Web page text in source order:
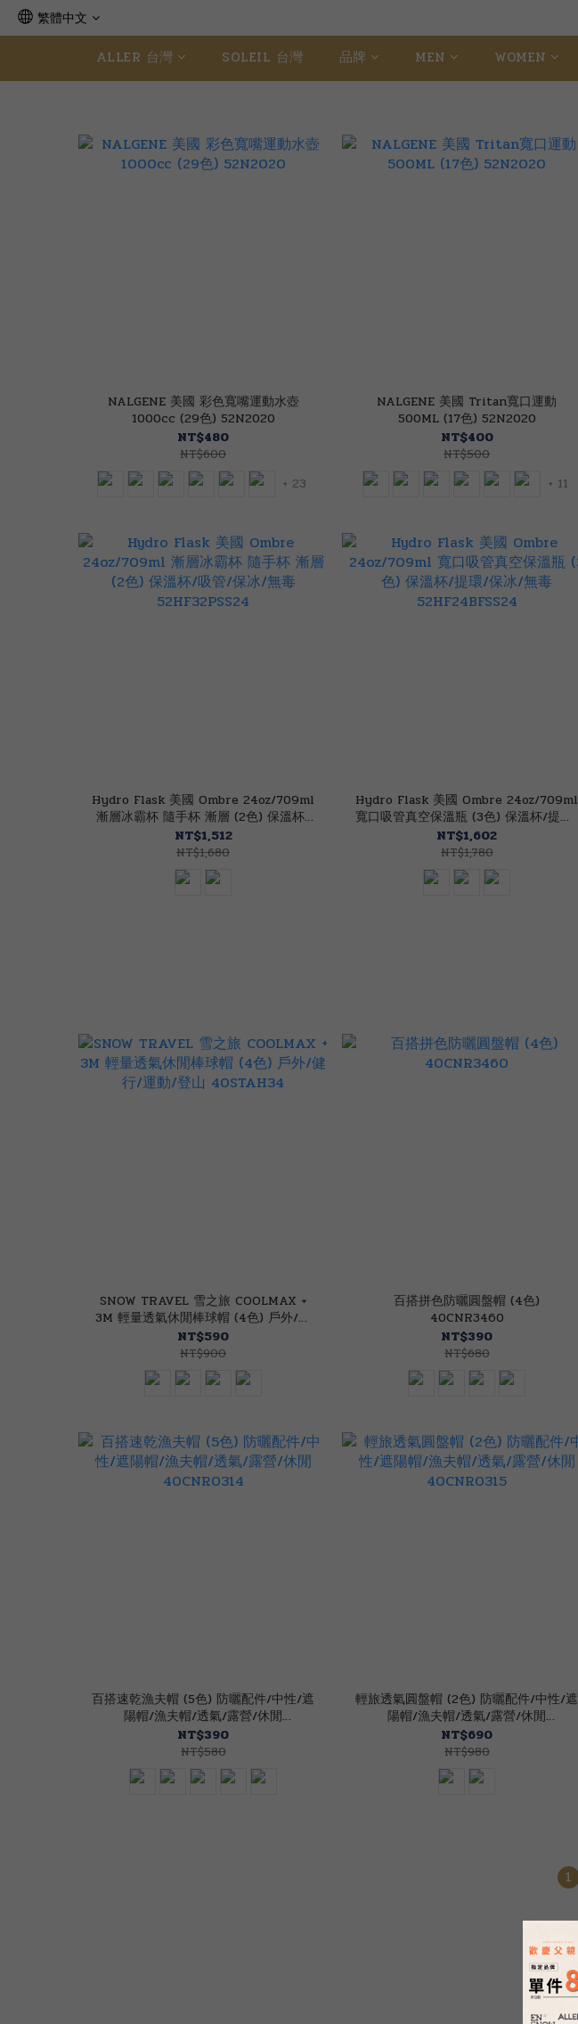
繁體中文
ALLER 台灣 SOLEIL 台灣 品牌 MEN WOMEN
NALGENE 美國 彩色寬嘴運動水壺
1000cc (29色) 52N2020
NT$480
NT$600
+ 23
NALGENE 美國 Tritan寬口運動
500ML (17色) 52N2020
NT$400
NT$500
+ 11
Hydro Flask 美國 Ombre 24oz/709ml
漸層冰霸杯 隨手杯 漸層 (2色) 保溫杯/
吸管/保冰/無毒 52HF32PSS24
NT$1,512
NT$1,680
Hydro Flask 美國 Ombre 24oz/709ml
寬口吸管真空保溫瓶 (3色) 保溫杯/提環/
保冰/無毒 52HF24BFSS24
NT$1,602
NT$1,780
SNOW TRAVEL 雪之旅 COOLMAX +
3M 輕量透氣休閒棒球帽 (4色) 戶外/健
行/運動/登山 40STAH34
NT$590
NT$900
百搭拼色防曬圓盤帽 (4色)
40CNR3460
NT$390
NT$680
百搭速乾漁夫帽 (5色) 防曬配件/中性/遮
陽帽/漁夫帽/透氣/露營/休閒
40CNR0314
NT$390
NT$580
輕旅透氣圓盤帽 (2色) 防曬配件/中性/遮
陽帽/漁夫帽/透氣/露營/休閒
40CNR0315
NT$690
NT$980
1